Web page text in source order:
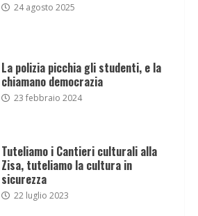
24 agosto 2025
La polizia picchia gli studenti, e la
chiamano democrazia
23 febbraio 2024
Tuteliamo i Cantieri culturali alla
Zisa, tuteliamo la cultura in
sicurezza
22 luglio 2023